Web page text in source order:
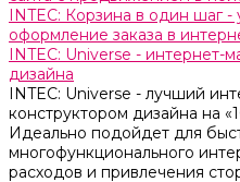
INTEC: Корзина в один шаг
оформление заказа в
INTEC: Universe - интернет-
дизайна
INTEC: Universe - лучший
конструктором дизайна на
Идеально подойдет для
многофункционального
расходов и привлечения